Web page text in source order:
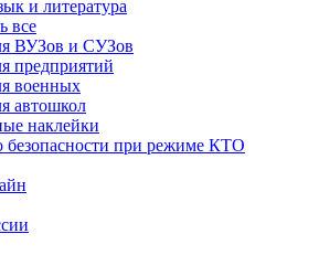
и литература
все
ВУЗов и СУЗов
предприятий
военных
автошкол
наклейки
безопасности при режиме КТО